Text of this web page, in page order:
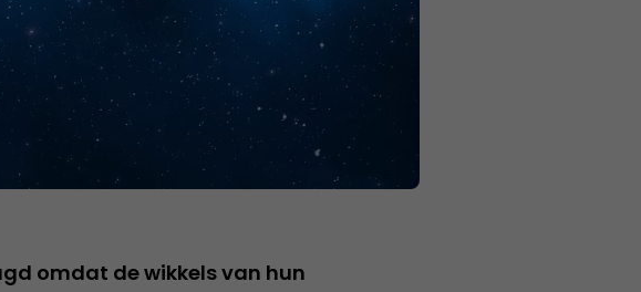
omdat de wikkels van hun